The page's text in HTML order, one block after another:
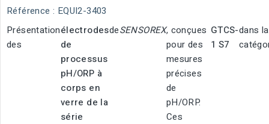
Référence : EQUI2-3403
Présentation
des
électrodes
de
processus
pH/ORP à
corps en
verre de la
série
deSENSOREX, conçues
pour des
mesures
précises
de
pH/ORP.
Ces
GTCS-
1 S7
dans la